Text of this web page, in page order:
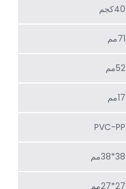
40كجم
71مم
52مم
17مم
PVC-PP
38*38مم
27*27مم